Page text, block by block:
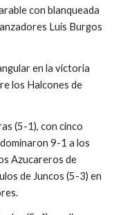
con blanqueada
Luis Burgos
en la victoria
los Halcones de
(5-1), con cinco
9-1 a los
Azucareros de
de Juncos (5-3) en